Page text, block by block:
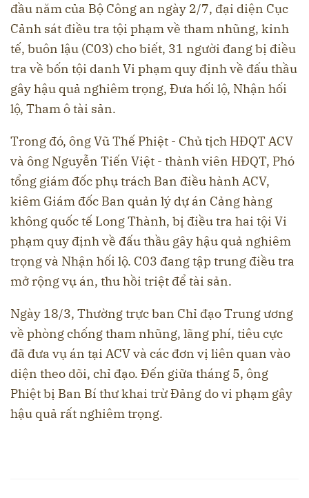
đầu năm của Bộ Công an ngày 2/7, đại diện Cục
Cảnh sát điều tra tội phạm về tham nhũng, kinh
tế, buôn lậu (C03) cho biết, 31 người đang bị điều
tra về bốn tội danh Vi phạm quy định về đấu thầu
gây hậu quả nghiêm trọng, Đưa hối lộ, Nhận hối
lộ, Tham ô tài sản.
Trong đó, ông Vũ Thế Phiệt - Chủ tịch HĐQT ACV
và ông Nguyễn Tiến Việt - thành viên HĐQT, Phó
tổng giám đốc phụ trách Ban điều hành ACV,
kiêm Giám đốc Ban quản lý dự án Cảng hàng
không quốc tế Long Thành, bị điều tra hai tội Vi
phạm quy định về đấu thầu gây hậu quả nghiêm
trọng và Nhận hối lộ. C03 đang tập trung điều tra
mở rộng vụ án, thu hồi triệt để tài sản.
Ngày 18/3, Thường trực ban Chỉ đạo Trung ương
về phòng chống tham nhũng, lãng phí, tiêu cực
đã đưa vụ án tại ACV và các đơn vị liên quan vào
diện theo dõi, chỉ đạo. Đến giữa tháng 5, ông
Phiệt bị Ban Bí thư khai trừ Đảng do vi phạm gây
hậu quả rất nghiêm trọng.